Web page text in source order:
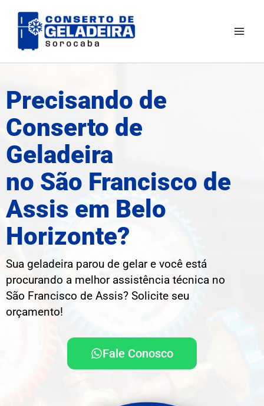
para
Precisando de
Conserto de
Geladeira
no São Francisco de
Assis em Belo
Horizonte?
Sua geladeira parou de gelar e você está
procurando a melhor assistência técnica no
São Francisco de Assis? Solicite seu
orçamento!
Fale Conosco